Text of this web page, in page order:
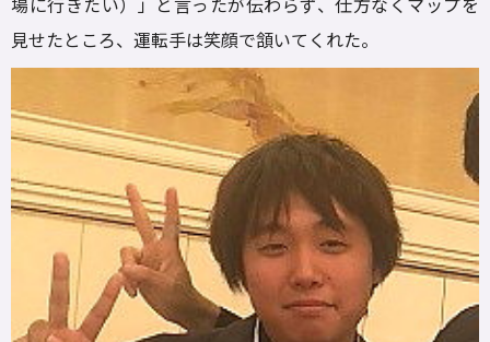
見せたところ、運転手は笑顔で頷いてくれた。